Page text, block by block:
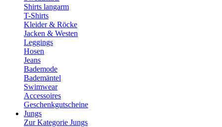
Shirts langarm
T-Shirts
Kleider & Röcke
Jacken & Westen
Leggings
Hosen
Jeans
Bademode
Bademäntel
Swimwear
Accessoires
Geschenkgutscheine
Jungs
Zur Kategorie Jungs